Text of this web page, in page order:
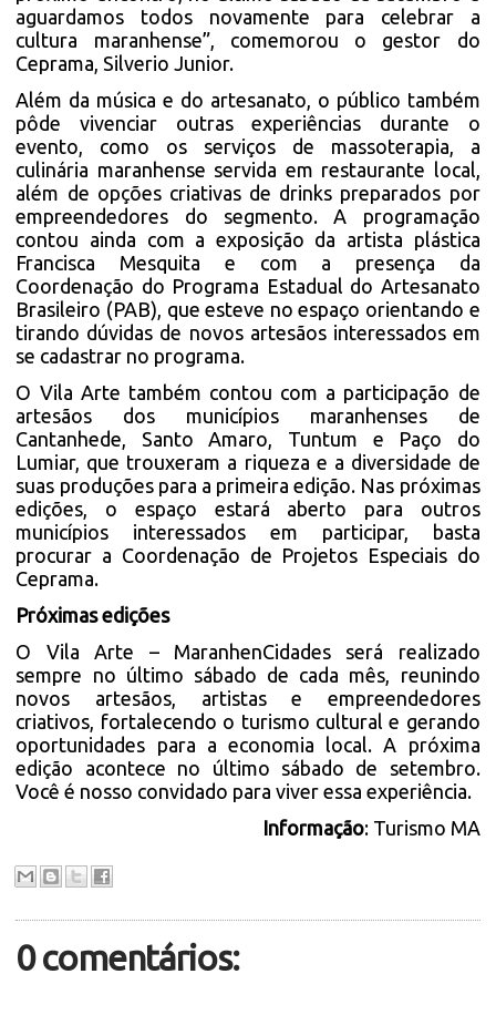
aguardamos todos novamente para celebrar a
cultura maranhense”, comemorou o gestor do
Ceprama, Silverio Junior.
Além da música e do artesanato, o público também
pôde vivenciar outras experiências durante o
evento, como os serviços de massoterapia, a
culinária maranhense servida em restaurante local,
além de opções criativas de drinks preparados por
empreendedores do segmento. A programação
contou ainda com a exposição da artista plástica
Francisca Mesquita e com a presença da
Coordenação do Programa Estadual do Artesanato
Brasileiro (PAB), que esteve no espaço orientando e
tirando dúvidas de novos artesãos interessados em
se cadastrar no programa.
O Vila Arte também contou com a participação de
artesãos dos municípios maranhenses de
Cantanhede, Santo Amaro, Tuntum e Paço do
Lumiar, que trouxeram a riqueza e a diversidade de
suas produções para a primeira edição. Nas próximas
edições, o espaço estará aberto para outros
municípios interessados em participar, basta
procurar a Coordenação de Projetos Especiais do
Ceprama.
Próximas edições
O Vila Arte – MaranhenCidades será realizado
sempre no último sábado de cada mês, reunindo
novos artesãos, artistas e empreendedores
criativos, fortalecendo o turismo cultural e gerando
oportunidades para a economia local. A próxima
edição acontece no último sábado de setembro.
Você é nosso convidado para viver essa experiência.
Informação: Turismo MA
0 comentários: